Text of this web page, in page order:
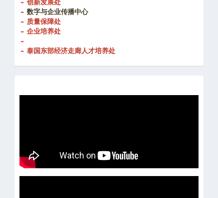
- 预算策划处
- 创新发展处
- 数字与企业传播中心
- 质量保障处
- 企业培养处
-
- 泰国东部经济走廊人才培养处